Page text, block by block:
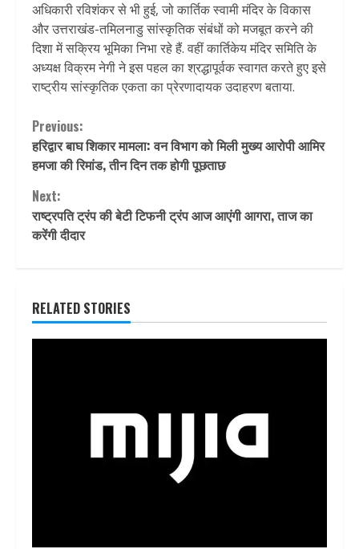
अधिकारी रविशंकर से भी हुई, जो कार्तिक स्वामी मंदिर के विकास
और उत्तराखंड-तमिलनाडु सांस्कृतिक संबंधों को मजबूत करने की
दिशा में सक्रिय भूमिका निभा रहे हैं. वहीं कार्तिकेय मंदिर समिति के
अध्यक्ष विक्रम नेगी ने इस पहल का श्रद्धापूर्वक स्वागत करते हुए इसे
राष्ट्रीय सांस्कृतिक एकता का प्रेरणादायक उदाहरण बताया.
Continue
Reading
Previous:
हरिद्वार बाघ शिकार मामला: वन विभाग को मिली मुख्य आरोपी आमिर
हमजा की रिमांड, तीन दिन तक होगी पूछताछ
Next:
राष्ट्रपति ट्रंप की बेटी टिफनी ट्रंप आज आएंगी आगरा, ताज का
करेंगी दीदार
RELATED STORIES